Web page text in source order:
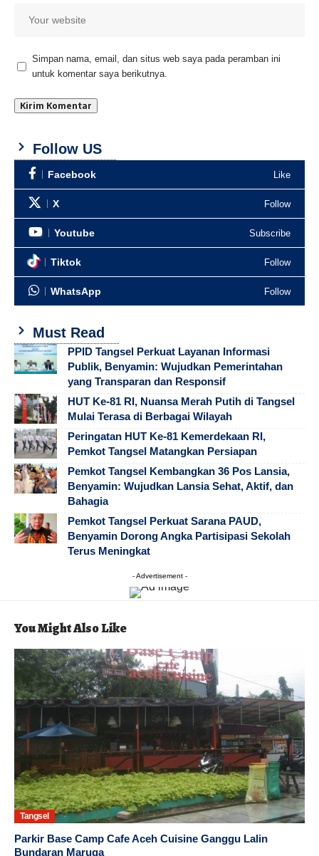
Simpan nama, email, dan situs web saya pada peramban ini
untuk komentar saya berikutnya.
Follow US
Facebook Like
X Follow
Youtube Subscribe
Tiktok Follow
WhatsApp Follow
Must Read
PPID Tangsel Perkuat Layanan Informasi
Publik, Benyamin: Wujudkan Pemerintahan
yang Transparan dan Responsif
HUT Ke-81 RI, Nuansa Merah Putih di Tangsel
Mulai Terasa di Berbagai Wilayah
Peringatan HUT Ke-81 Kemerdekaan RI,
Pemkot Tangsel Matangkan Persiapan
Pemkot Tangsel Kembangkan 36 Pos Lansia,
Benyamin: Wujudkan Lansia Sehat, Aktif, dan
Bahagia
Pemkot Tangsel Perkuat Sarana PAUD,
Benyamin Dorong Angka Partisipasi Sekolah
Terus Meningkat
- Advertisement -
You Might Also Like
Tangsel
Parkir Base Camp Cafe Aceh Cuisine Ganggu Lalin
Bundaran Maruga